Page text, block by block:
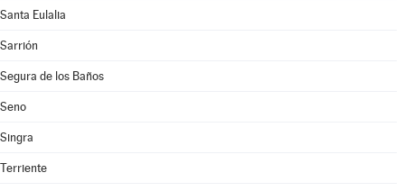
Santa Eulalia
Sarrión
Segura de los Baños
Seno
Singra
Terriente